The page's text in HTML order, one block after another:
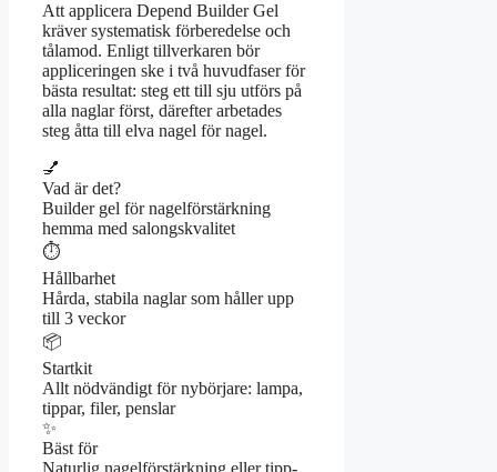
Att applicera Depend Builder Gel
kräver systematisk förberedelse och
tålamod. Enligt tillverkaren bör
appliceringen ske i två huvudfaser för
bästa resultat: steg ett till sju utförs på
alla naglar först, därefter arbetades
steg åtta till elva nagel för nagel.
💅
Vad är det?
Builder gel för nagelförstärkning
hemma med salongskvalitet
⏱️
Hållbarhet
Hårda, stabila naglar som håller upp
till 3 veckor
📦
Startkit
Allt nödvändigt för nybörjare: lampa,
tippar, filer, penslar
✨
Bäst för